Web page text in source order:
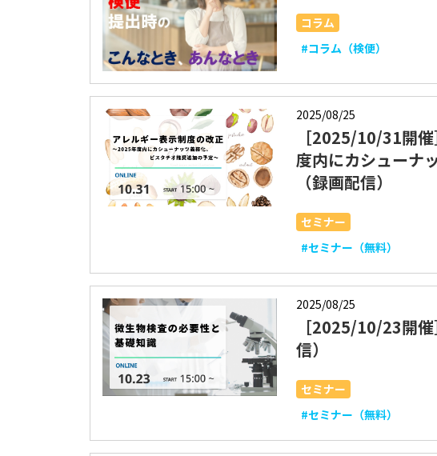
コラム
#コラム（検便）
2025/08/25
［2025/10/31開
度内にカシューナ
（録画配信）
セミナー
#セミナー（無料）
2025/08/25
［2025/10/23開
信）
セミナー
#セミナー（無料）